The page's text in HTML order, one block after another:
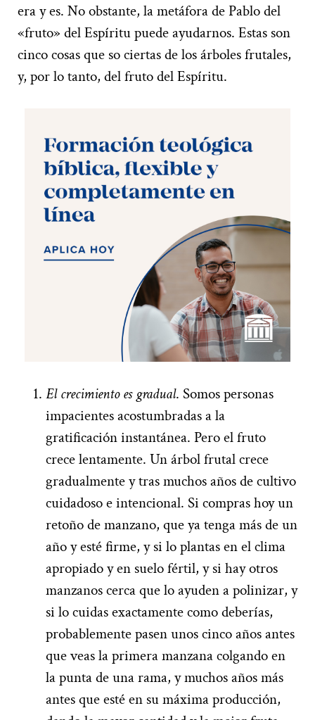
era y es. No obstante, la metáfora de Pablo del
«fruto» del Espíritu puede ayudarnos. Estas son
cinco cosas que so ciertas de los árboles frutales,
y, por lo tanto, del fruto del Espíritu.
El crecimiento es gradual. Somos personas
impacientes acostumbradas a la
gratificación instantánea. Pero el fruto
crece lentamente. Un árbol frutal crece
gradualmente y tras muchos años de cultivo
cuidadoso e intencional. Si compras hoy un
retoño de manzano, que ya tenga más de un
año y esté firme, y si lo plantas en el clima
apropiado y en suelo fértil, y si hay otros
manzanos cerca que lo ayuden a polinizar, y
si lo cuidas exactamente como deberías,
probablemente pasen unos cinco años antes
que veas la primera manzana colgando en
la punta de una rama, y muchos años más
antes que esté en su máxima producción,